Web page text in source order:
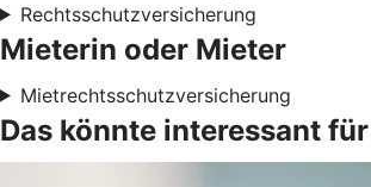
Rechtsschutzversicherung
Mieterin oder Mieter
Mietrechtsschutzversicherung
Das könnte interessant